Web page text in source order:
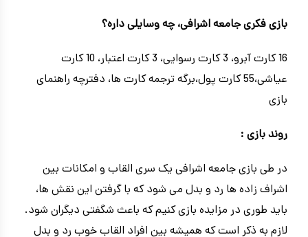
بازی فکری جامعه اشرافی، چه وسایلی داره؟
16 کارت آبرو، 3 کارت رسوایی، 3 کارت اعتبار، 10 کارت
عیاشی،55 کارت پول،برگه ترجمه کارت ها، دفترچه راهنمای
بازی
روند بازی :
در طی بازی جامعه اشرافی یک سری القاب و امکانات بین
اشراف زاده ها رد و بدل می شود که با گرفتن این نقش ها،
باید طوری در مزایده بازی کنیم که باعث شگفتی دیگران شود.
لازم به ذکر است که همیشه بین افراد القاب خوب رد و بدل